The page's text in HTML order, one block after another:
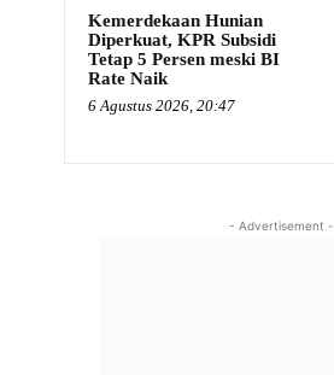
Kemerdekaan Hunian
Diperkuat, KPR Subsidi
Tetap 5 Persen meski BI
Rate Naik
6 Agustus 2026, 20:47
- Advertisement -